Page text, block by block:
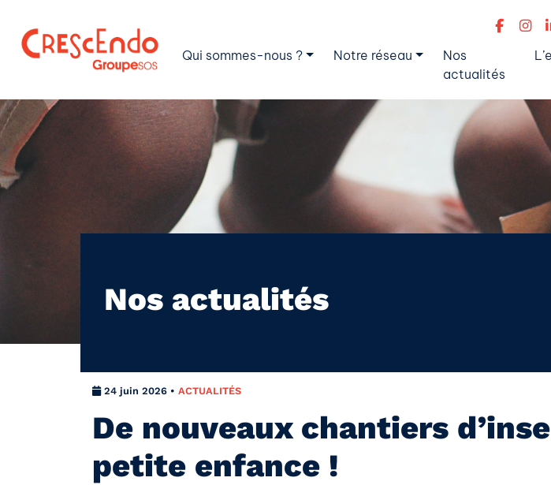
Qui sommes-nous ?
Notre réseau
Nos
actualités
Nos actualités
24 juin 2026 • ACTUALITÉS
De nouveaux chantiers
petite enfance !